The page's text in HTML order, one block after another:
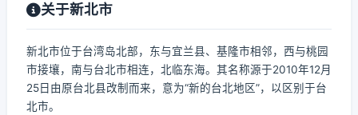
关于新北市
新北市位于台湾岛北部，东与宜兰县、基隆市相邻，西与桃园
市接壤，南与台北市相连，北临东海。其名称源于2010年12月
25日由原台北县改制而来，意为“新的台北地区”，以区别于台
北市。